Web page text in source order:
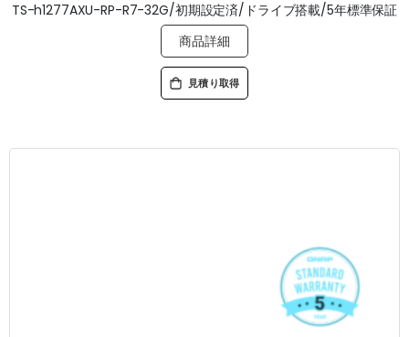
TS-h1277AXU-RP-R7-32G/初期設定済/ドライブ搭載/5年標準保証
商品詳細
見積り取得